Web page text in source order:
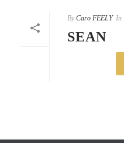
By Caro FEELY In
SEAN